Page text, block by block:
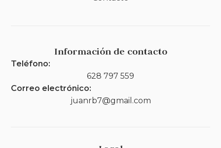
Información de contacto
Teléfono:
628 797 559
Correo electrónico:
juanrb7@gmail.com